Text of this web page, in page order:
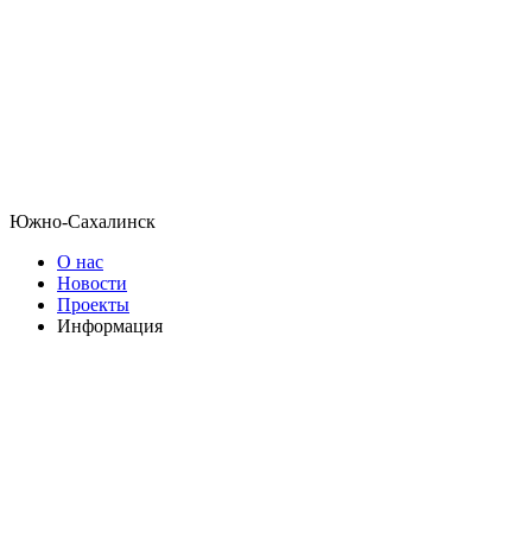
Южно-Сахалинск
О нас
Новости
Проекты
Информация